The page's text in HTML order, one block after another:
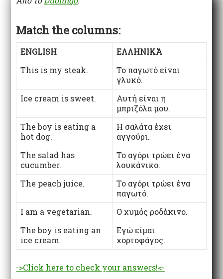
Match the columns:
ENGLISH
ΕΛΛΗΝΙΚΆ
This is my steak.
Το παγωτό είναι
γλυκό.
Ice cream is sweet.
Αυτή είναι η
μπριζόλα μου.
The boy is eating a
hot dog.
Η σαλάτα έχει
αγγούρι.
The salad has
cucumber.
Το αγόρι τρώει ένα
λουκάνικο.
The peach juice.
Το αγόρι τρώει ένα
παγωτό.
I am a vegetarian.
Ο χυμός ροδάκινο.
The boy is eating an
ice cream.
Εγώ είμαι
χορτοφάγος.
->Click here to check your answers!<-